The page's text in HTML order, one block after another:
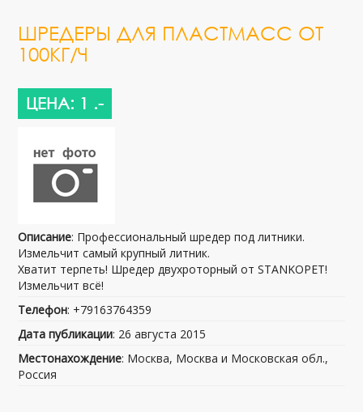
ШРЕДЕРЫ ДЛЯ ПЛАСТМАСС ОТ
100КГ/Ч
ЦЕНА: 1 .-
Описание: Профессиональный шредер под литники.
Измельчит самый крупный литник.
Хватит терпеть! Шредер двухроторный от STANKOPET!
Измельчит всё!
Телефон: +79163764359
Дата публикации: 26 августа 2015
Местонахождение: Москва, Москва и Московская обл.,
Россия